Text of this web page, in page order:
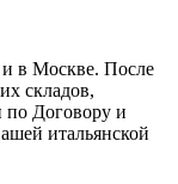
в Москве. После
складов,
по Договору и
итальянской